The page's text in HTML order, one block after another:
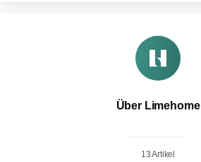
Über Limehome
13 Artikel